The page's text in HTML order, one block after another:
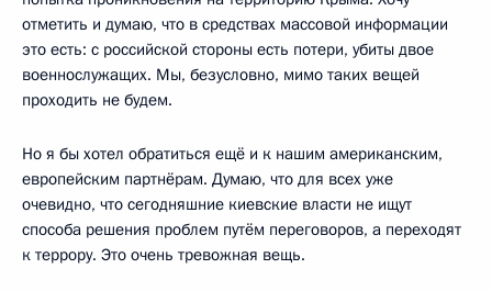
отметить и думаю, что в средствах массовой информации
это есть: с российской стороны есть потери, убиты двое
военнослужащих. Мы, безусловно, мимо таких вещей
проходить не будем.
Но я бы хотел обратиться ещё и к нашим американским,
европейским партнёрам. Думаю, что для всех уже
очевидно, что сегодняшние киевские власти не ищут
способа решения проблем путём переговоров, а переходят
к террору. Это очень тревожная вещь.